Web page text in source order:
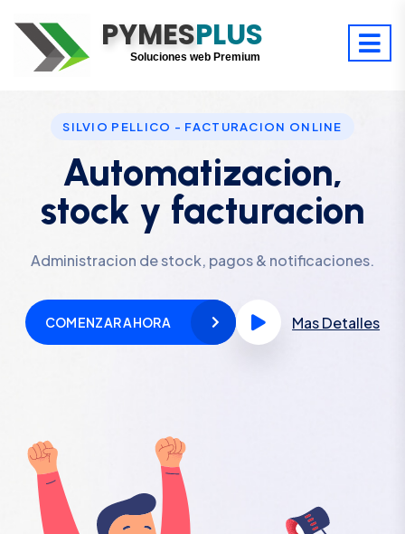
PYMESPLUS
Digitaliza tu éxito
Soluciones web Premium
SILVIO PELLICO - FACTURACION ONLINE
Automatizacion,
stock y facturacion
Administracion de stock, pagos & notificaciones.
COMENZAR AHORA Mas Detalles